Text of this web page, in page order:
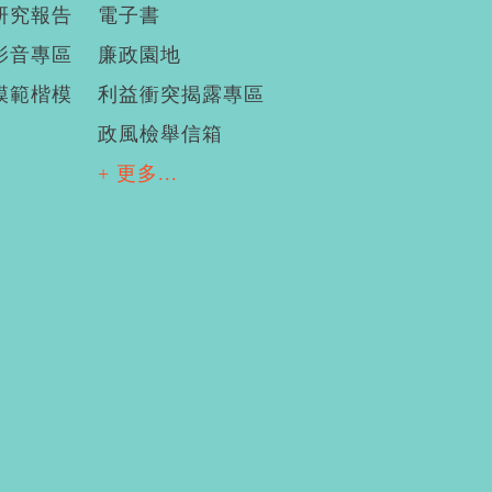
究報告
音專區
範楷模
電子書
廉政園地
利益衝突揭露專區
政風檢舉信箱
+ 更多...